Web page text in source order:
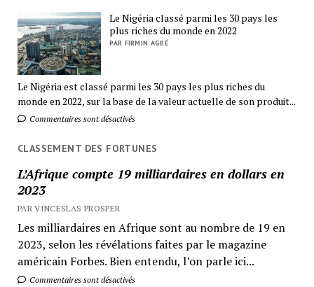
Le Nigéria classé parmi les 30 pays les
plus riches du monde en 2022
PAR FIRMIN AGBÉ
Le Nigéria est classé parmi les 30 pays les plus riches du
monde en 2022, sur la base de la valeur actuelle de son produit...
Commentaires sont désactivés
CLASSEMENT DES FORTUNES
L’Afrique compte 19 milliardaires en dollars en
2023
PAR VINCESLAS PROSPER
Les milliardaires en Afrique sont au nombre de 19 en
2023, selon les révélations faites par le magazine
américain Forbes. Bien entendu, l’on parle ici...
Commentaires sont désactivés